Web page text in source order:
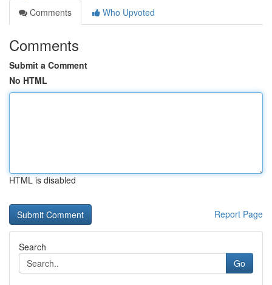
Comments
Who Upvoted
Comments
Submit a Comment
No HTML
HTML is disabled
Report Page
Search
Go